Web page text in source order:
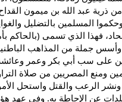
ذرية عبد الله بن ميمون
المسلمين بالتضليل
فهذا الذي تسمى (بالحاكم
وأسس جملة من المذاهب
على سب أبي بكر وعمر
ومنع المصريين من صلاة
ونشر الرعب والقتل واستحل
عن الإحاطة به. وفي عهد